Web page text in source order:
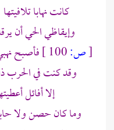
كانت نهابا
وإيقاظي الحي أن
[ص: فأصبح
وقد كنت في الحرب
إلا أفائل
وما كان حصن ولا